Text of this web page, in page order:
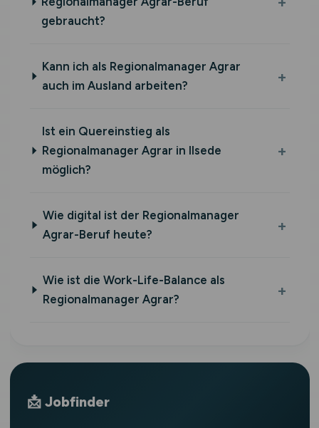
gebraucht?
Kann ich als Regionalmanager Agrar
auch im Ausland arbeiten?
Ist ein Quereinstieg als
Regionalmanager Agrar in Ilsede
möglich?
Wie digital ist der Regionalmanager
Agrar-Beruf heute?
Wie ist die Work-Life-Balance als
Regionalmanager Agrar?
📩 Jobfinder